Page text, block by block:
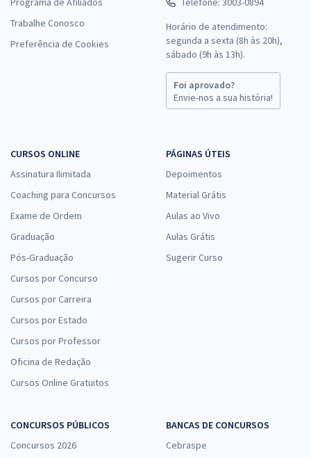
Trabalhe Conosco
Preferência de Cookies
Horário de atendimento:
segunda a sexta (8h às 20h),
sábado (9h às 13h).
Foi aprovado?
Envie-nos a sua história!
CURSOS ONLINE
Assinatura Ilimitada
Coaching para Concursos
Exame de Ordem
Graduação
Pós-Graduação
Cursos por Concurso
Cursos por Carreira
Cursos por Estado
Cursos por Professor
Oficina de Redação
Cursos Online Gratuitos
PÁGINAS ÚTEIS
Depoimentos
Material Grátis
Aulas ao Vivo
Aulas Grátis
Sugerir Curso
CONCURSOS PÚBLICOS
Concursos 2026
BANCAS DE CONCURSOS
Cebraspe